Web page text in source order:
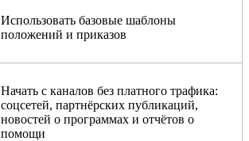
Использовать базовые шаблоны
положений и приказов
Начать с каналов без платного трафика:
соцсетей, партнёрских публикаций,
новостей о программах и отчётов о
помощи